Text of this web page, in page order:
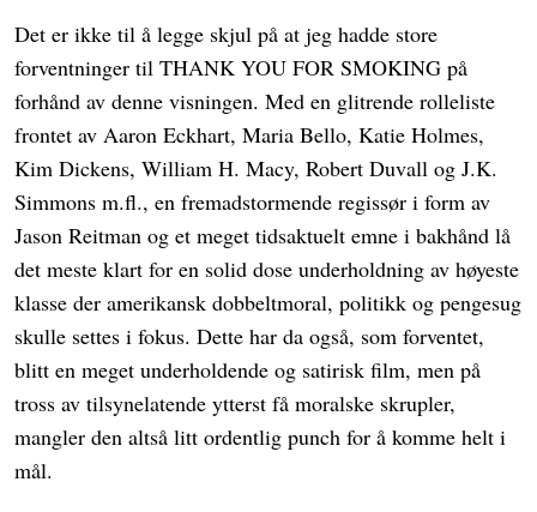
Det er ikke til å legge skjul på at jeg hadde store
forventninger til THANK YOU FOR SMOKING på
forhånd av denne visningen. Med en glitrende rolleliste
frontet av Aaron Eckhart, Maria Bello, Katie Holmes,
Kim Dickens, William H. Macy, Robert Duvall og J.K.
Simmons m.fl., en fremadstormende regissør i form av
Jason Reitman og et meget tidsaktuelt emne i bakhånd lå
det meste klart for en solid dose underholdning av høyeste
klasse der amerikansk dobbeltmoral, politikk og pengesug
skulle settes i fokus. Dette har da også, som forventet,
blitt en meget underholdende og satirisk film, men på
tross av tilsynelatende ytterst få moralske skrupler,
mangler den altså litt ordentlig punch for å komme helt i
mål.